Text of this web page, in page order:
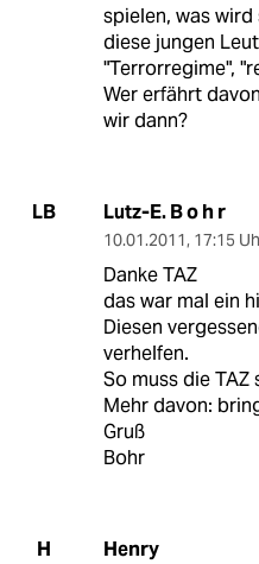
spielen, was
diese jungen
"Terrorregime",
Wer erfährt
wir dann?
LB Lutz-E. B o h r
10.01.2011, 17:15
Danke TAZ
das war mal ein
Diesen
verhelfen.
So muss die TAZ
Mehr davon:
Gruß
Bohr
H Henry